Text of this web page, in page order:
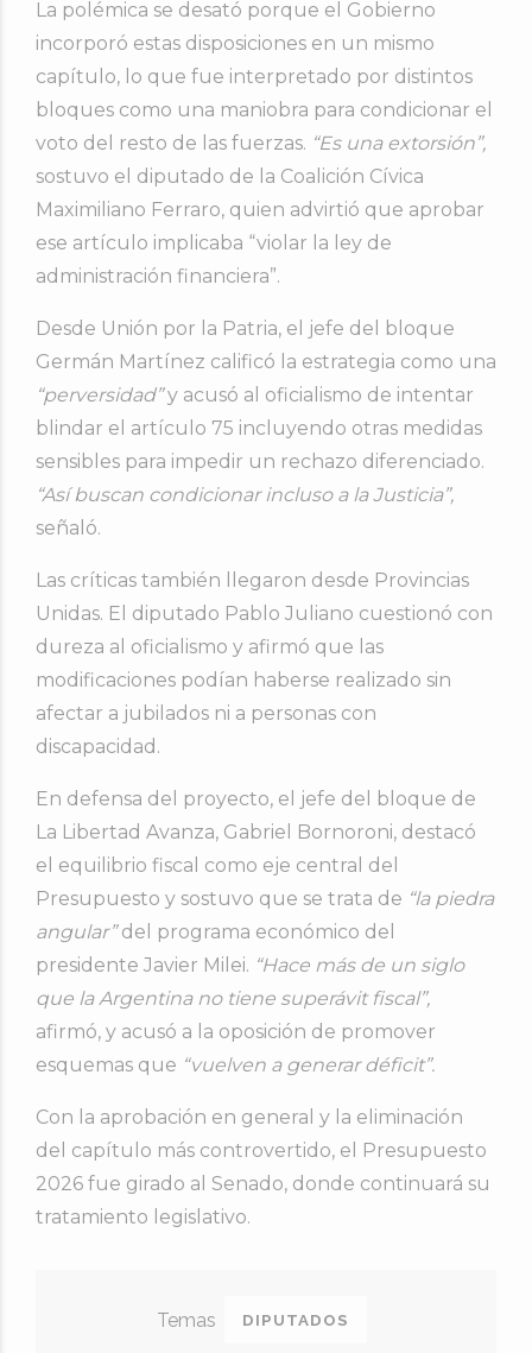
La polémica se desató porque el Gobierno
incorporó estas disposiciones en un mismo
capítulo, lo que fue interpretado por distintos
bloques como una maniobra para condicionar el
voto del resto de las fuerzas. “Es una extorsión”,
sostuvo el diputado de la Coalición Cívica
Maximiliano Ferraro, quien advirtió que aprobar
ese artículo implicaba “violar la ley de
administración financiera”.
Desde Unión por la Patria, el jefe del bloque
Germán Martínez calificó la estrategia como una
“perversidad”y acusó al oficialismo de intentar
blindar el artículo 75 incluyendo otras medidas
sensibles para impedir un rechazo diferenciado.
“Así buscan condicionar incluso a la Justicia”,
señaló.
Las críticas también llegaron desde Provincias
Unidas. El diputado Pablo Juliano cuestionó con
dureza al oficialismo y afirmó que las
modificaciones podían haberse realizado sin
afectar a jubilados ni a personas con
discapacidad.
En defensa del proyecto, el jefe del bloque de
La Libertad Avanza, Gabriel Bornoroni, destacó
el equilibrio fiscal como eje central del
Presupuesto y sostuvo que se trata de “la piedra
angular”del programa económico del
presidente Javier Milei. “Hace más de un siglo
que la Argentina no tiene superávit fiscal”,
afirmó, y acusó a la oposición de promover
esquemas que “vuelven a generar déficit”.
Con la aprobación en general y la eliminación
del capítulo más controvertido, el Presupuesto
2026 fue girado al Senado, donde continuará su
tratamiento legislativo.
DIPUTADOS